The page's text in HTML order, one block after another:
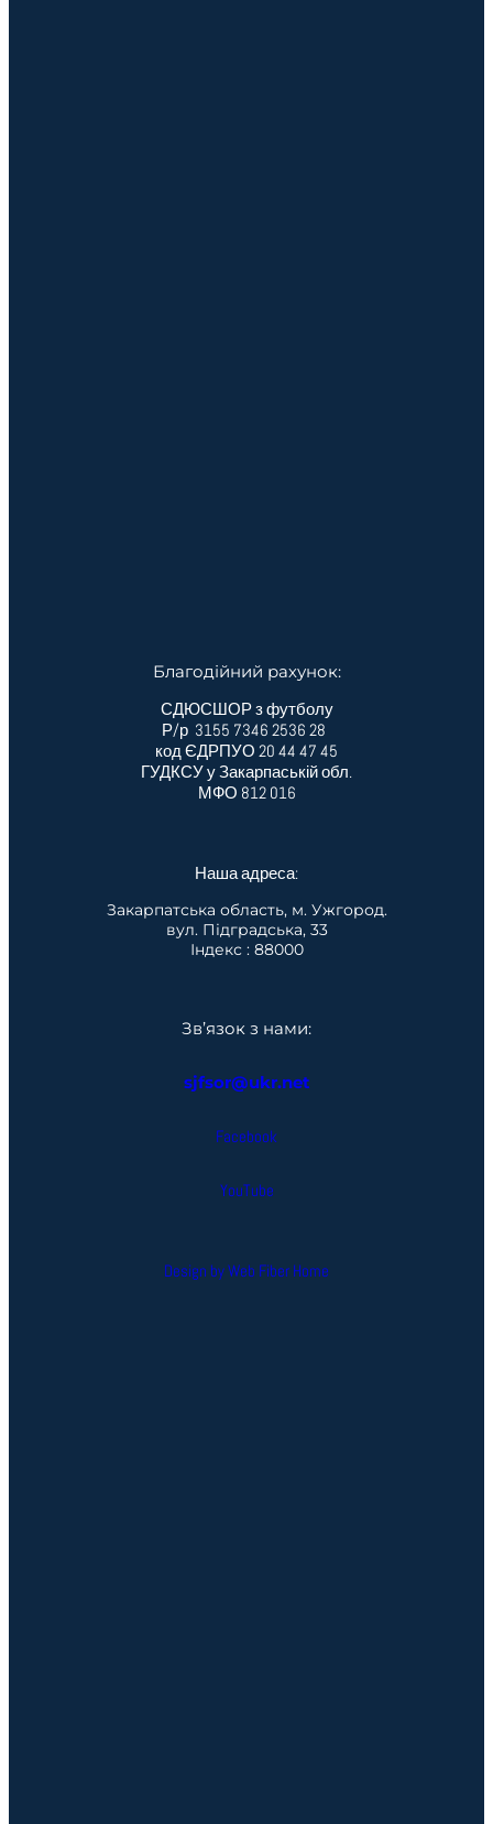
Благодійний рахунок:
СДЮСШОР з футболу
Р/р 3155 7346 2536 28
код ЄДРПУО 20 44 47 45
ГУДКСУ у Закарпаській обл.
МФО 812 016
Наша адреса:
Закарпатська область, м. Ужгород.
вул. Підградська, 33
Індекс : 88000
Зв’язок з нами:
sjfsor@ukr.net
Facebook
YouTube
Design by Web Fiber Home